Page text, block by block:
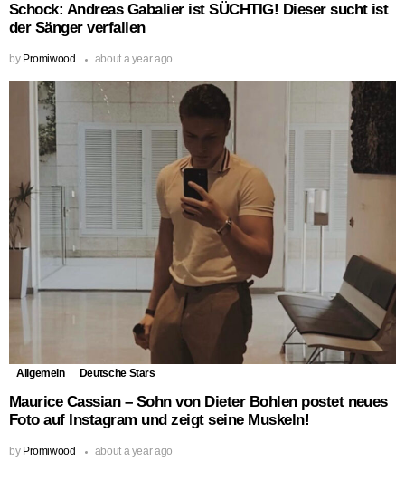
Schock: Andreas Gabalier ist SÜCHTIG! Dieser sucht ist
der Sänger verfallen
by Promiwood about a year ago
Allgemein Deutsche Stars
Maurice Cassian – Sohn von Dieter Bohlen postet neues
Foto auf Instagram und zeigt seine Muskeln!
by Promiwood about a year ago